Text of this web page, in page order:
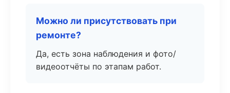
Можно ли присутствовать при
ремонте?
Да, есть зона наблюдения и фото/
видеоотчёты по этапам работ.